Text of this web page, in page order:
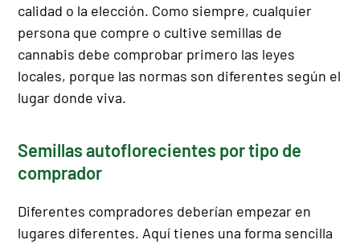
calidad o la elección. Como siempre, cualquier
persona que compre o cultive semillas de
cannabis debe comprobar primero las leyes
locales, porque las normas son diferentes según el
lugar donde viva.
Semillas autoflorecientes por tipo de
comprador
Diferentes compradores deberían empezar en
lugares diferentes. Aquí tienes una forma sencilla